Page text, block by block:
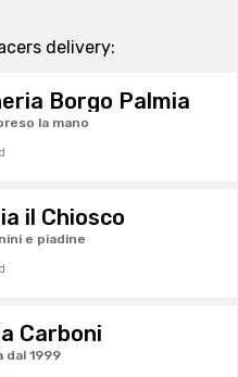
delivery:
Borgo Palmia
la mano
il Chiosco
e piadine
Carboni
dal 1999